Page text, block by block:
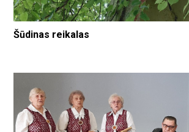
Šūdinas reikalas